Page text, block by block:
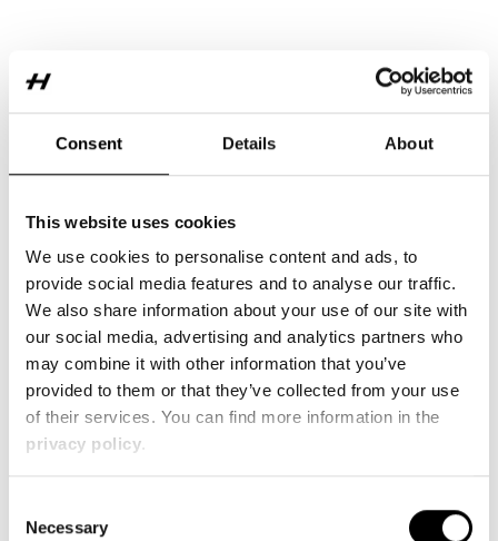
Consent Details About
This website uses cookies
We use cookies to personalise content and ads, to
provide social media features and to analyse our traffic.
We also share information about your use of our site with
our social media, advertising and analytics partners who
may combine it with other information that you’ve
provided to them or that they’ve collected from your use
of their services. You can find more information in the
privacy policy.
Selection
Necessary
UAVs - Die Zukunft für Mobilität, Logistik
und Sicherheit
Carbon
Unbemannte Luftfahrzeuge (UAVs/Drohnen) entwickeln sich seit
dem 18. Jahrhundert – von Wetterballons über militärische
heute Hobbyfotografie, Rettungseinsätze, Lieferungen und
selbstfahrende Flugtaxis ermöglichen. Militärisch genutzte
bei UCAVs über Tarnkonstruktionen gegen Radar. Zentrale